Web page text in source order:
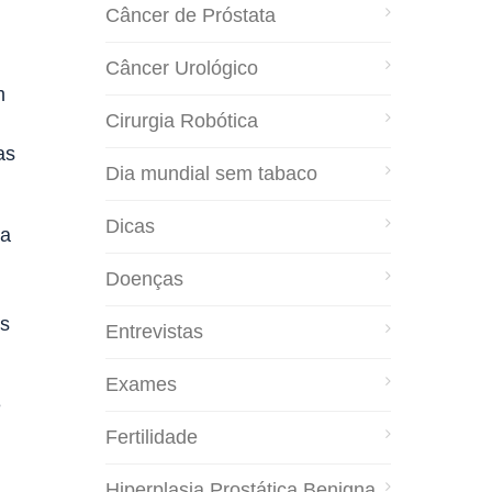
Câncer de Próstata
Câncer Urológico
Cirurgia Robótica
Dia mundial sem tabaco
Dicas
Doenças
Entrevistas
Exames
Fertilidade